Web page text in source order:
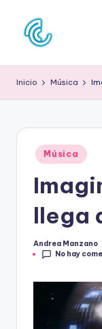
Saltar
O
N
C
D
C
L
T
U
de
Inicio Música
Publicado
en
Música
llega
Publicado
por
Andrea Manzano
No hay